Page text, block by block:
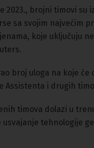
2023., brojni timovi
sa svojim najvećim
koje uključuju
broj uloga na koje će
Assistenta i drugih
timova dolazi u
usvajanje tehnologije